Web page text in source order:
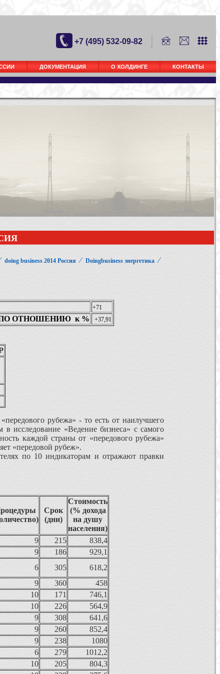
+7 (495) 532-09-82
ДОКУМЕНТАЦИЯ О ХОЛДИНГЕ КОНТАКТЫ
doing business 2014 Россия ⁄ Doingbusiness энергетика ⁄
+71
ОТНОШЕНИЮ к % +37,91
рубежа» - то есть от наилучшего
исследование «Ведение бизнеса» с самого
каждой страны от «передового рубежа»
«передовой рубеж».
по 10 индикаторам и отражают правки
Срок
(дни)
Стоимость
(% дохода
на душу
населения)
9 215
838,4
9 186
929,1
6 305
618,2
9 360
458
10 171
746,1
10 226
564,9
9 308
641,6
9 260
852,4
9 238
1080
6 279
1012,2
10 205
804,3